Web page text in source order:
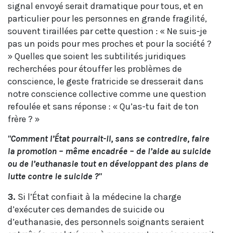
signal envoyé serait dramatique pour tous, et en
particulier pour les personnes en grande fragilité,
souvent tiraillées par cette question : « Ne suis-je
pas un poids pour mes proches et pour la société ?
» Quelles que soient les subtilités juridiques
recherchées pour étouffer les problèmes de
conscience, le geste fratricide se dresserait dans
notre conscience collective comme une question
refoulée et sans réponse : « Qu’as-tu fait de ton
frère ? »
"Comment l’État pourrait-il, sans se contredire, faire
la promotion – même encadrée – de l’aide au suicide
ou de l’euthanasie tout en développant des plans de
lutte contre le suicide ?"
3. Si l’État confiait à la médecine la charge
d’exécuter ces demandes de suicide ou
d’euthanasie, des personnels soignants seraient